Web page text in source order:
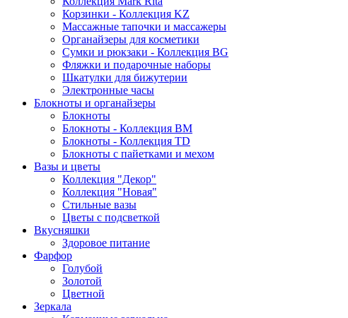
Корзинки - Коллекция KZ
Массажные тапочки и массажеры
Органайзеры для косметики
Сумки и рюкзаки - Коллекция BG
Фляжки и подарочные наборы
Шкатулки для бижутерии
Электронные часы
Блокноты и органайзеры
Блокноты
Блокноты - Коллекция BM
Блокноты - Коллекция TD
Блокноты с пайетками и мехом
Вазы и цветы
Коллекция "Декор"
Коллекция "Новая"
Стильные вазы
Цветы с подсветкой
Вкусняшки
Здоровое питание
Фарфор
Голубой
Золотой
Цветной
Зеркала